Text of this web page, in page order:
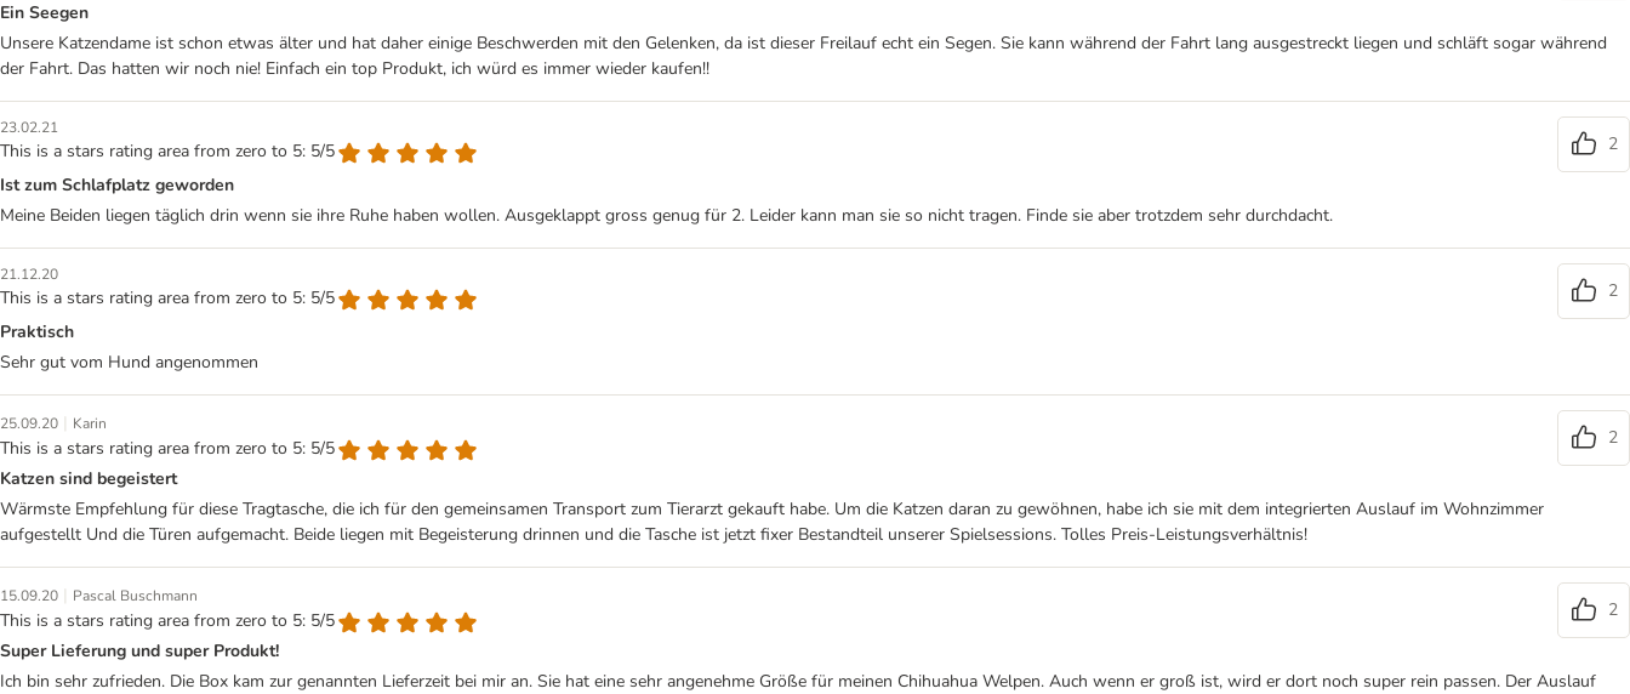
Ein Seegen
Unsere Katzendame ist schon etwas älter und hat daher einige Beschwerden mit den Gelenken, da ist dieser Freilauf echt ein Segen. Sie kann während der Fahrt lang ausgestreckt liegen und schläft sogar während
der Fahrt. Das hatten wir noch nie! Einfach ein top Produkt, ich würd es immer wieder kaufen!!
23.02.21
This is a stars rating area from zero to 5: 5/5
2
Ist zum Schlafplatz geworden
Meine Beiden liegen täglich drin wenn sie ihre Ruhe haben wollen. Ausgeklappt gross genug für 2. Leider kann man sie so nicht tragen. Finde sie aber trotzdem sehr durchdacht.
21.12.20
This is a stars rating area from zero to 5: 5/5
2
Praktisch
Sehr gut vom Hund angenommen
25.09.20 | Karin
This is a stars rating area from zero to 5: 5/5
2
Katzen sind begeistert
Wärmste Empfehlung für diese Tragtasche, die ich für den gemeinsamen Transport zum Tierarzt gekauft habe. Um die Katzen daran zu gewöhnen, habe ich sie mit dem integrierten Auslauf im Wohnzimmer
aufgestellt Und die Türen aufgemacht. Beide liegen mit Begeisterung drinnen und die Tasche ist jetzt fixer Bestandteil unserer Spielsessions. Tolles Preis-Leistungsverhältnis!
15.09.20 | Pascal Buschmann
This is a stars rating area from zero to 5: 5/5
2
Super Lieferung und super Produkt!
Ich bin sehr zufrieden. Die Box kam zur genannten Lieferzeit bei mir an. Sie hat eine sehr angenehme Größe für meinen Chihuahua Welpen. Auch wenn er groß ist, wird er dort noch super rein passen. Der Auslauf